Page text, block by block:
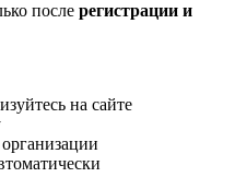
после регистрации и
на сайте